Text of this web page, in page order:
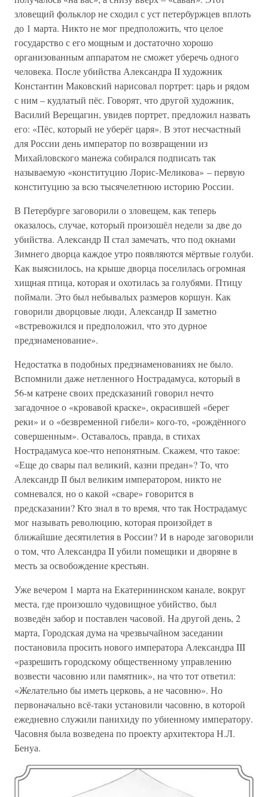
зловещий фольклор не сходил с уст петербуржцев вплоть
до 1 марта. Никто не мог предположить, что целое
государство с его мощным и достаточно хорошо
организованным аппаратом не сможет уберечь одного
человека. После убийства Александра II художник
Константин Маковский нарисовал портрет: царь и рядом
с ним – кудлатый пёс. Говорят, что другой художник,
Василий Верещагин, увидев портрет, предложил назвать
его: «Пёс, который не уберёг царя». В этот несчастный
для России день император по возвращении из
Михайловского манежа собирался подписать так
называемую «конституцию Лорис-Меликова» – первую
конституцию за всю тысячелетнюю историю России.
В Петербурге заговорили о зловещем, как теперь
оказалось, случае, который произошёл недели за две до
убийства. Александр II стал замечать, что под окнами
Зимнего дворца каждое утро появляются мёртвые голуби.
Как выяснилось, на крыше дворца поселилась огромная
хищная птица, которая и охотилась за голубями. Птицу
поймали. Это был небывалых размеров коршун. Как
говорили дворцовые люди, Александр II заметно
«встревожился и предположил, что это дурное
предзнаменование».
Недостатка в подобных предзнаменованиях не было.
Вспомнили даже нетленного Нострадамуса, который в
56-м катрене своих предсказаний говорил нечто
загадочное о «кровавой краске», окрасившей «берег
реки» и о «безвременной гибели» кого-то, «рождённого
совершенным». Оставалось, правда, в стихах
Нострадамуса кое-что непонятным. Скажем, что такое:
«Еще до свары пал великий, казни предан»? То, что
Александр II был великим императором, никто не
сомневался, но о какой «сваре» говорится в
предсказании? Кто знал в то время, что так Нострадамус
мог называть революцию, которая произойдет в
ближайшие десятилетия в России? И в народе заговорили
о том, что Александра II убили помещики и дворяне в
месть за освобождение крестьян.
Уже вечером 1 марта на Екатерининском канале, вокруг
места, где произошло чудовищное убийство, был
возведён забор и поставлен часовой. На другой день, 2
марта, Городская дума на чрезвычайном заседании
постановила просить нового императора Александра III
«разрешить городскому общественному управлению
возвести часовню или памятник», на что тот ответил:
«Желательно бы иметь церковь, а не часовню». Но
первоначально всё-таки установили часовню, в которой
ежедневно служили панихиду по убиенному императору.
Часовня была возведена по проекту архитектора Н.Л.
Бенуа.